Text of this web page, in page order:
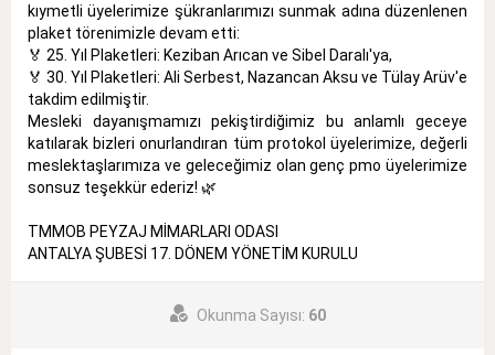
kıymetli üyelerimize şükranlarımızı sunmak adına düzenlenen
plaket törenimizle devam etti:
🏅 25. Yıl Plaketleri: Keziban Arıcan ve Sibel Daralı'ya,
🏅 30. Yıl Plaketleri: Ali Serbest, Nazancan Aksu ve Tülay Arüv'e
takdim edilmiştir.
Mesleki dayanışmamızı pekiştirdiğimiz bu anlamlı geceye
katılarak bizleri onurlandıran tüm protokol üyelerimize, değerli
meslektaşlarımıza ve geleceğimiz olan genç pmo üyelerimize
sonsuz teşekkür ederiz! 🌿
TMMOB PEYZAJ MİMARLARI ODASI
ANTALYA ŞUBESİ 17. DÖNEM YÖNETİM KURULU
Okunma Sayısı: 60